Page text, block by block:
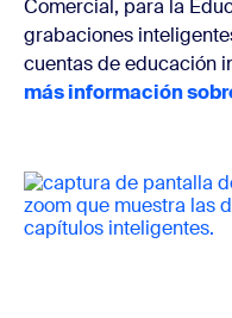
Comercial, para la
grabaciones
cuentas de educación
más información